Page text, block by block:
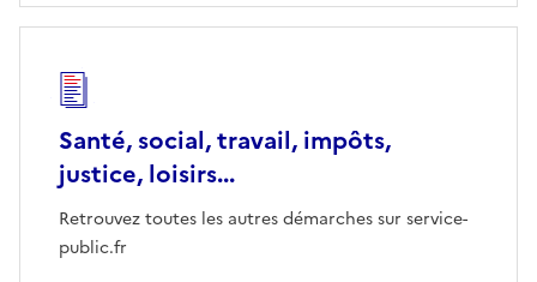
Santé, social, travail, impôts,
justice, loisirs...
Retrouvez toutes les autres démarches sur service-
public.fr